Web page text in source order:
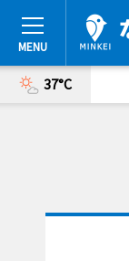
37°C